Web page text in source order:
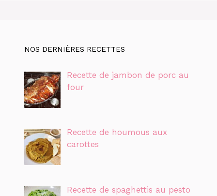
NOS DERNIÈRES RECETTES
Recette de jambon de porc au
four
Recette de houmous aux
carottes
Recette de spaghettis au pesto